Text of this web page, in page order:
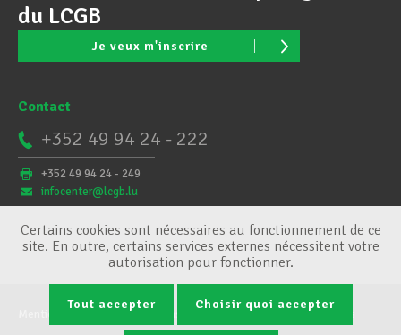
du LCGB
Je veux m'inscrire
Contact
+352 49 94 24 - 222
+352 49 94 24 - 249
infocenter@lcgb.lu
Conditions générales Gestion des cookies
Certains cookies sont nécessaires au fonctionnement de ce
site. En outre, certains services externes nécessitent votre
autorisation pour fonctionner.
Tout accepter Choisir quoi accepter